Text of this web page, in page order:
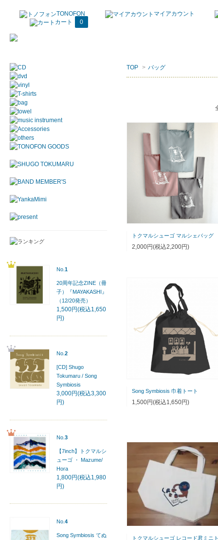
TONOFON
マイアカウント
カート
0
TOP > バッグ
トクマルシューゴ マルシェバッ
2,000円(税込2,200円)
Song Symbiosis 巾着トート
1,500円(税込1,650円)
No.1
20周年記念ZINE（冊
子）『MAYAKASHI』
（12/20発売）
1,500円(税込1,650
円)
No. 2
[CD] Shugo
Tokumaru / Song
Symbiosis
3,000円(税込3,300
円)
No. 3
【7inch】トクマルシ
ューゴ ・ Mazume/
Hora
1,800円(税込1,980
円)
No. 4
Song Symbiosis てぬ